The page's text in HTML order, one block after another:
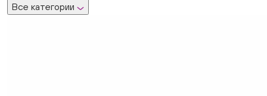
Все категории